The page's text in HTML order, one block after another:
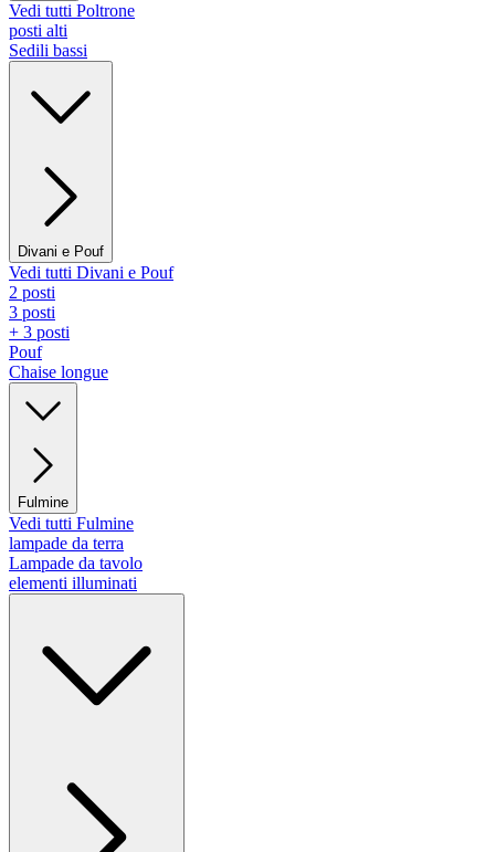
Vedi tutti Poltrone
posti alti
Sedili bassi
Divani e Pouf
Vedi tutti Divani e Pouf
2 posti
3 posti
+ 3 posti
Pouf
Chaise longue
Fulmine
Vedi tutti Fulmine
lampade da terra
Lampade da tavolo
elementi illuminati